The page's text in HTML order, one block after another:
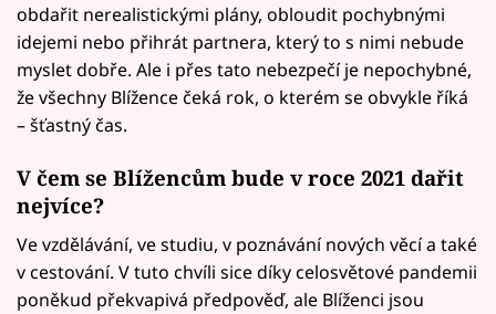
obdařit nerealistickými plány, obloudit pochybnými
idejemi nebo přihrát partnera, který to s nimi nebude
myslet dobře. Ale i přes tato nebezpečí je nepochybné,
že všechny Blížence čeká rok, o kterém se obvykle říká
– šťastný čas.
V čem se Blížencům bude v roce 2021 dařit
nejvíce?
Ve vzdělávání, ve studiu, v poznávání nových věcí a také
v cestování. V tuto chvíli sice díky celosvětové pandemii
poněkud překvapivá předpověď, ale Blíženci jsou